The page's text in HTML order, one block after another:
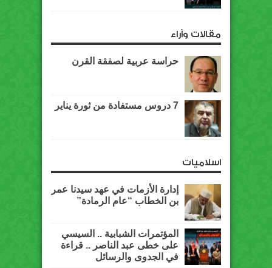
مقالات وآراء
حراسة عربية لصفقة القرن
7 دروس مستفادة من ثورة يناير
اسلاميات
إدارة الأزمات في عهد سيدنا عمر
بن الخطاب “عام الرمادة”
المؤتمرات الشبابية .. السيسي
على خطى عبد الناصر .. قراءة
في الجدوى والرسائل